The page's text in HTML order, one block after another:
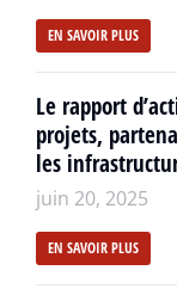
EN SAVOIR PLUS
Le rapport
projets,
les
juin 20, 2025
EN SAVOIR PLUS